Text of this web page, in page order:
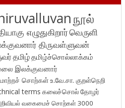
நூல்
எழுதுகிறார்வெருளி
திருவள்ளுவன்
தமிழ்தமிழ்ச்சொல்லாக்கம்
இலக்குவனார்
மாற்றச் சொற்கள்உ.வே.சா. குறள்நெறி
terms கலைச்சொல்தோழர்
வகைமைச் சொற்கள் 3000